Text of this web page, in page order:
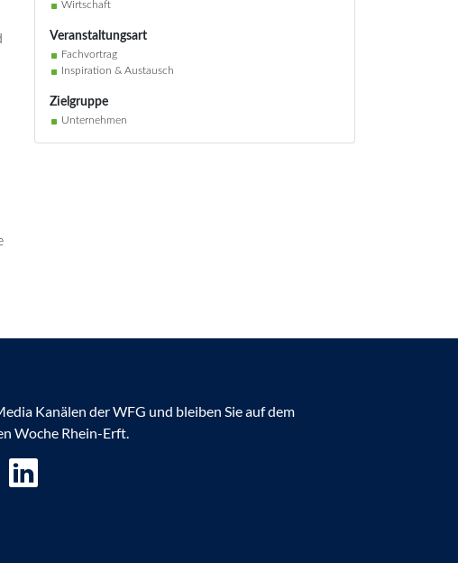
Wirtschaft
Veranstaltungsart
Fachvortrag
Inspiration & Austausch
Zielgruppe
Unternehmen
Kanälen der WFG und bleiben Sie auf dem
Woche Rhein-Erft.